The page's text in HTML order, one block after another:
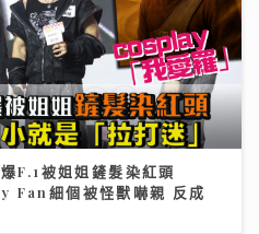
F.1被姐姐鏟髮染紅頭
Fan細個被怪獸嚇親 反成